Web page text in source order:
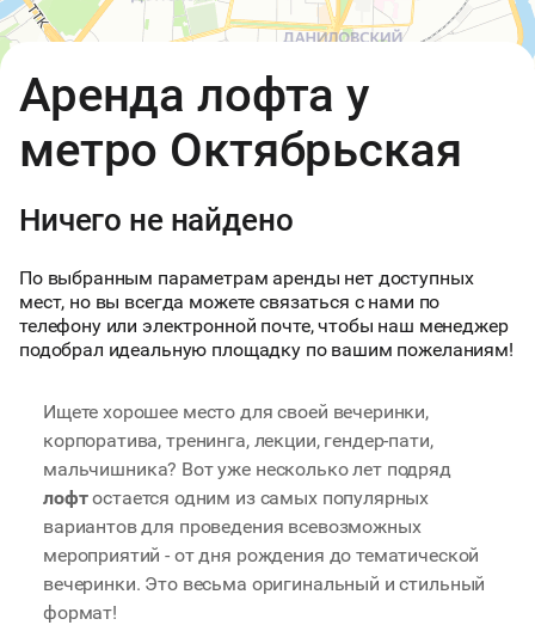
Аренда лофта у
метро Октябрьская
Ничего не найдено
По выбранным параметрам аренды нет доступных
мест, но вы всегда можете связаться с нами по
телефону или электронной почте, чтобы наш менеджер
подобрал идеальную площадку по вашим пожеланиям!
Ищете хорошее место для своей вечеринки,
корпоратива, тренинга, лекции, гендер-пати,
мальчишника? Вот уже несколько лет подряд
лофтостается одним из самых популярных
вариантов для проведения всевозможных
мероприятий - от дня рождения до тематической
вечеринки. Это весьма оригинальный и стильный
формат!